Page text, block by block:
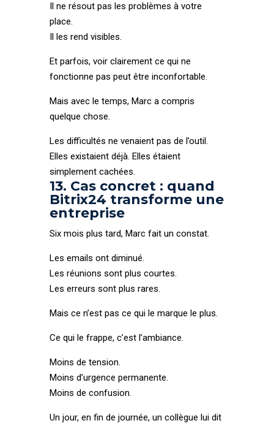
Il ne résout pas les problèmes à votre
place.
Il les rend visibles.
Et parfois, voir clairement ce qui ne
fonctionne pas peut être inconfortable.
Mais avec le temps, Marc a compris
quelque chose.
Les difficultés ne venaient pas de l’outil.
Elles existaient déjà. Elles étaient
simplement cachées.
13. Cas concret : quand
Bitrix24 transforme une
entreprise
Six mois plus tard, Marc fait un constat.
Les emails ont diminué.
Les réunions sont plus courtes.
Les erreurs sont plus rares.
Mais ce n’est pas ce qui le marque le plus.
Ce qui le frappe, c’est l’ambiance.
Moins de tension.
Moins d’urgence permanente.
Moins de confusion.
Un jour, en fin de journée, un collègue lui dit